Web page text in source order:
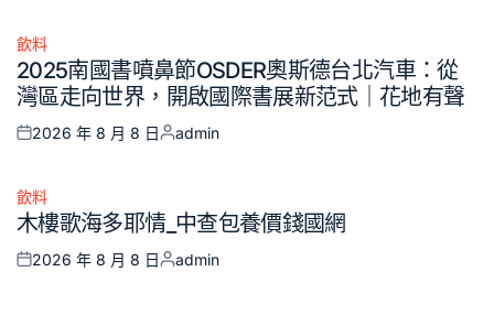
Posted
in
飲料
2025南國書噴鼻節OSDER奧斯德台北汽車：從
灣區走向世界，開啟國際書展新范式｜花地有聲
Posted
2026 年 8 月 8 日
Posted
admin
Posted
in
飲料
木樓歌海多耶情_中查包養價錢國網
Posted
2026 年 8 月 8 日
Posted
admin